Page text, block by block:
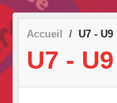
Accueil U7 - U9
U7 - U9